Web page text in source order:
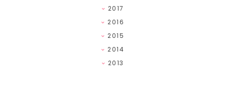
2017
2016
2015
2014
2013